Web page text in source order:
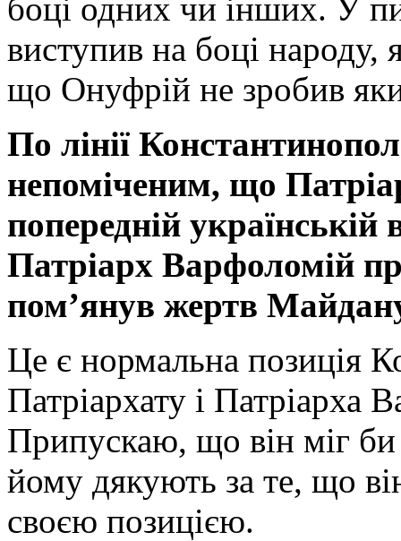
боці одних чи інших. У
виступив на боці
що Онуфрій не зробив
По лінії
непоміченим, що
попередній українській
Патріарх Варфоломій
пом’янув жертв
Це є нормальна позиція
Патріархату і Патріарха
Припускаю, що він міг би
йому дякують за те, що
своєю позицією.